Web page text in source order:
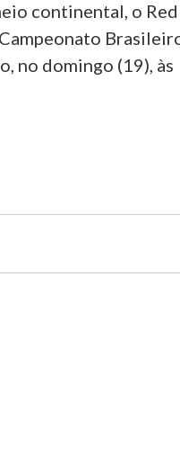
continental, o Red
no domingo (19), às